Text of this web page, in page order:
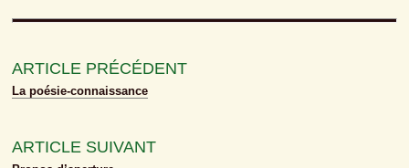
ARTICLE PRÉCÉDENT
La poésie-connaissance
ARTICLE SUIVANT